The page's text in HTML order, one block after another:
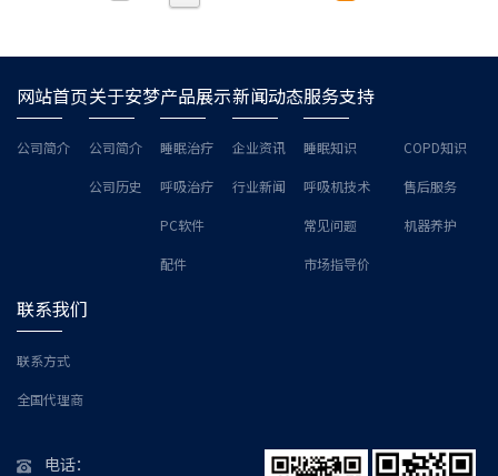
网站首页
公司简介
关于安梦
公司简介
公司历史
产品展示
睡眠治疗
呼吸治疗
PC软件
配件
新闻动态
企业资讯
行业新闻
服务支持
睡眠知识 COPD知识
呼吸机技术 售后服务
常见问题 机器养护
市场指导价
联系我们
联系方式
全国代理商
电话：